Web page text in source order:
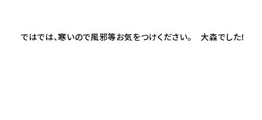
ではでは、寒いので風邪等お気をつけください。 大森でした！